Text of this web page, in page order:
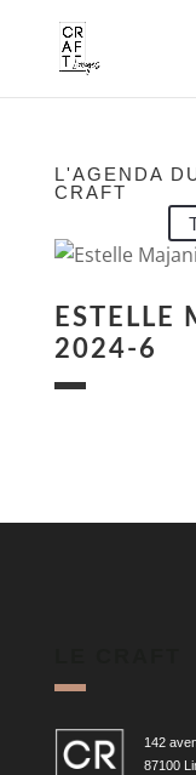
L'AGENDA
CRAFT
ESTELLE
2024-6
142
87100